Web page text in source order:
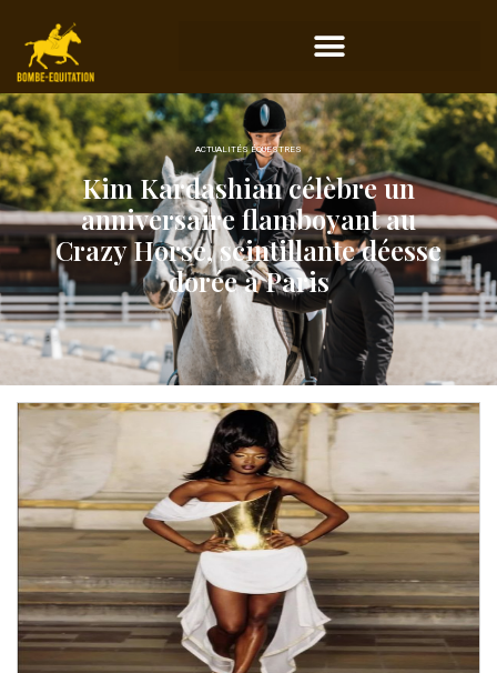
ACTUALITÉS ÉQUESTRES
Kim Kardashian célèbre un
anniversaire flamboyant au
Crazy Horse, scintillante déesse
dorée à Paris